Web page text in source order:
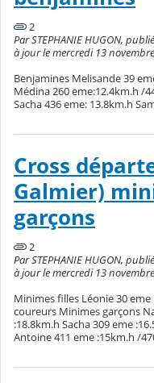
2
Par STEPHANIE HUGON,
à jour le mercredi 13
Benjamines Melisande 39
Médina 260 eme:12.4km.h /
Sacha 436 eme: 13.8km.h
Cross
Galmier)
garçons
2
Par STEPHANIE HUGON,
à jour le mercredi 13
Minimes filles Léonie 30 eme
coureurs Minimes garçons
:18.8km.h Sacha 309 eme
Antoine 411 eme :15km.h /